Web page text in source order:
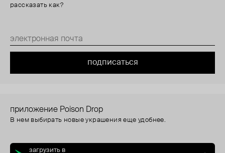
рассказать как?
подписаться
приложение Poison Drop
В нем выбирать новые украшения еще удобнее.
загрузить в